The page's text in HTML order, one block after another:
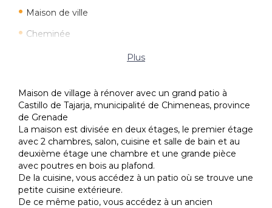
Maison de ville
Cheminée
Jardin
Lumineux
Porche
Ensoleillé
Terrasse
Plus
Maison de village à rénover avec un grand patio à
Castillo de Tajarja, municipalité de Chimeneas, province
de Grenade
La maison est divisée en deux étages, le premier étage
avec 2 chambres, salon, cuisine et salle de bain et au
deuxième étage une chambre et une grande pièce
avec poutres en bois au plafond.
De la cuisine, vous accédez à un patio où se trouve une
petite cuisine extérieure.
De ce même patio, vous accédez à un ancien